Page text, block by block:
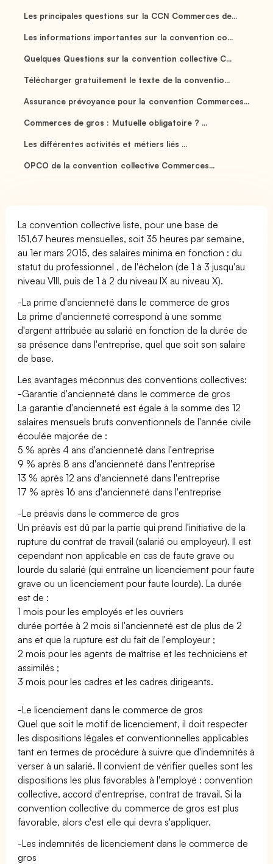
Les principales questions sur la CCN Commerces de...
Les informations importantes sur la convention co...
Quelques Questions sur la convention collective C...
Télécharger gratuitement le texte de la conventio...
Assurance prévoyance pour la convention Commerces...
Commerces de gros : Mutuelle obligatoire ? ...
Les différentes activités et métiers liés ...
OPCO de la convention collective Commerces...
La convention collective liste, pour une base de
151,67 heures mensuelles, soit 35 heures par semaine,
au 1er mars 2015, des salaires minima en fonction : du
statut du professionnel , de l'échelon (de 1 à 3 jusqu'au
niveau VIII, puis de 1 à 2 du niveau IX au niveau X).
-La prime d'ancienneté dans le commerce de gros
La prime d'ancienneté correspond à une somme
d'argent attribuée au salarié en fonction de la durée de
sa présence dans l'entreprise, quel que soit son salaire
de base.
Les avantages méconnus des conventions collectives:
-Garantie d'ancienneté dans le commerce de gros
La garantie d'ancienneté est égale à la somme des 12
salaires mensuels bruts conventionnels de l'année civile
écoulée majorée de :
5 % après 4 ans d'ancienneté dans l'entreprise
9 % après 8 ans d'ancienneté dans l'entreprise
13 % après 12 ans d'ancienneté dans l'entreprise
17 % après 16 ans d'ancienneté dans l'entreprise
-Le préavis dans le commerce de gros
Un préavis est dû par la partie qui prend l'initiative de la
rupture du contrat de travail (salarié ou employeur). Il est
cependant non applicable en cas de faute grave ou
lourde du salarié (qui entraîne un licenciement pour faute
grave ou un licenciement pour faute lourde). La durée
est de :
1 mois pour les employés et les ouvriers
durée portée à 2 mois si l'ancienneté est de plus de 2
ans et que la rupture est du fait de l'employeur ;
2 mois pour les agents de maîtrise et les techniciens et
assimilés ;
3 mois pour les cadres et les cadres dirigeants.
-Le licenciement dans le commerce de gros
Quel que soit le motif de licenciement, il doit respecter
les dispositions légales et conventionnelles applicables
tant en termes de procédure à suivre que d'indemnités à
verser à un salarié. Il convient de vérifier quelles sont les
dispositions les plus favorables à l'employé : convention
collective, accord d'entreprise, contrat de travail. Si la
convention collective du commerce de gros est plus
favorable, alors c'est elle qui devra s'appliquer.
-Les indemnités de licenciement dans le commerce de
gros